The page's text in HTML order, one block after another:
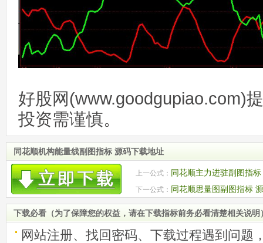
好股网(www.goodgupiao.com)
投资需谨慎。
同花顺机构能量线副图指标 源码下载地址
上一公式： 同花顺主力进驻副图指
下一公式： 同花顺思量图副图指标
下载必看（为了保障您的权益，请在下载指标前务必看清楚相关说明
网站注册、找回密码、下载过程遇到问题